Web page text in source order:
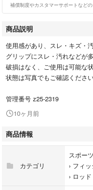
補償制度やカスタマーサポートなど
商品説明
使用感があり、スレ・キズ・
グリップにスレ・汚れなどが
破損はなく、ご使用は可能な状
状態は写真でもご確認ください
管理番号 z25-2319
10ヶ月前
商品情報
カテゴリ
スポー
› フィ
› ロッド